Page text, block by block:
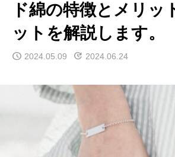
ド綿の特徴とメリッ
ットを解説します。
2024.05.09 2024.06.24